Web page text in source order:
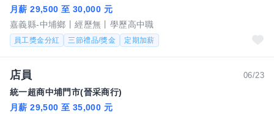
月薪 29,500 至 30,000 元
嘉義縣-中埔鄉
經歷無 學歷高中職
員工獎金分紅 三節禮品/獎金 定期加薪
06/23
店員
統一超商中埔門市(晉采商行)
月薪 29,500 至 35,000 元